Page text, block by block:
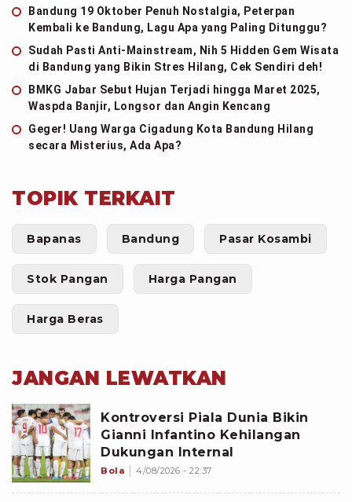
Bandung 19 Oktober Penuh Nostalgia, Peterpan
Kembali ke Bandung, Lagu Apa yang Paling Ditunggu?
Sudah Pasti Anti-Mainstream, Nih 5 Hidden Gem Wisata
di Bandung yang Bikin Stres Hilang, Cek Sendiri deh!
BMKG Jabar Sebut Hujan Terjadi hingga Maret 2025,
Waspda Banjir, Longsor dan Angin Kencang
Geger! Uang Warga Cigadung Kota Bandung Hilang
secara Misterius, Ada Apa?
TOPIK TERKAIT
Bapanas Bandung Pasar Kosambi
Stok Pangan Harga Pangan
Harga Beras
JANGAN LEWATKAN
Kontroversi Piala Dunia Bikin
Gianni Infantino Kehilangan
Dukungan Internal
Bola 4/08/2026 - 22:37